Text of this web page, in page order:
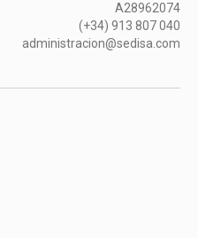
A28962074
(+34) 913 807 040
administracion@sedisa.com